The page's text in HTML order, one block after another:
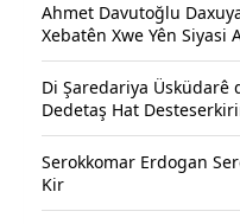
Ahmet Davutoğlu
Xebatên Xwe Yên Siyasi
Di Şaredariya Üsküdarê
Dedetaş Hat
Serokkomar Erdogan
Kir